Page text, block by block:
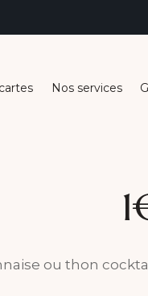
Nos services
ou thon